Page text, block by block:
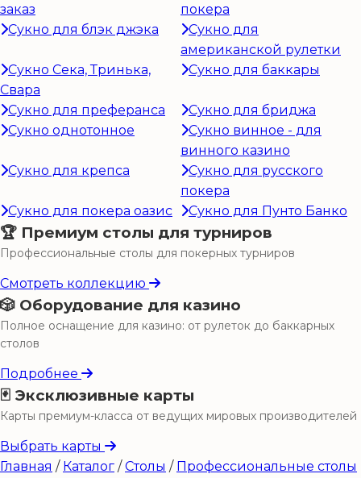
заказ
покера
Сукно для блэк джэка
Сукно для
американской рулетки
Сукно Сека, Тринька,
Свара
Сукно для баккары
Сукно для преферанса
Сукно для бриджа
Сукно однотонное
Сукно винное - для
винного казино
Сукно для крепса
Сукно для русского
покера
Сукно для покера оазис
Сукно для Пунто Банко
🏆 Премиум столы для турниров
Профессиональные столы для покерных турниров
Смотреть коллекцию
🎲 Оборудование для казино
Полное оснащение для казино: от рулеток до баккарных
столов
Подробнее
🃏 Эксклюзивные карты
Карты премиум-класса от ведущих мировых производителей
Выбрать карты
Главная / Каталог / Столы / Профессиональные столы